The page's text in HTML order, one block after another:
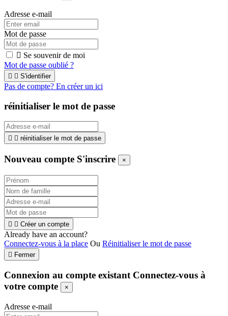
Adresse e-mail
Mot de passe
 Se souvenir de moi
Mot de passe oublié ?
  S'identifier
Pas de compte? En créer un ici
réinitialiser le mot de passe
  réinitialiser le mot de passe
Nouveau compte S'inscrire ×
  Créer un compte
Already have an account?
Connectez-vous à la place Ou Réinitialiser le mot de passe
 Fermer
Connexion au compte existant Connectez-vous à
votre compte
×
Adresse e-mail